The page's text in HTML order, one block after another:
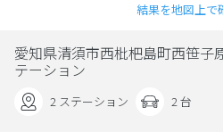
結果を地図上で
愛知県清須市西枇杷島町西笹子
テーション
2 ステーション 2 台